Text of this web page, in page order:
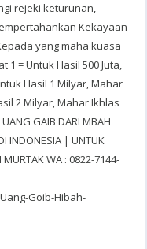
rejeki keturunan,
Kekayaan
yang maha kuasa
1 = Untuk Hasil 500 Juta,
Hasil 1 Milyar, Mahar
2 Milyar, Mahar Ikhlas
GAIB DARI MBAH
INDONESIA | UNTUK
WA : 0822-7144-
Goib-Hibah-